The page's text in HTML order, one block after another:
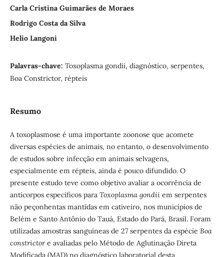
Carla Cristina Guimarães de Moraes
Rodrigo Costa da Silva
Helio Langoni
Palavras-chave: Toxoplasma gondii, diagnóstico, serpentes,
Boa Constrictor, répteis
Resumo
A toxoplasmose é uma importante zoonose que acomete
diversas espécies de animais, no entanto, o desenvolvimento
de estudos sobre infecção em animais selvagens,
especialmente em répteis, ainda é pouco difundido. O
presente estudo teve como objetivo avaliar a ocorrência de
anticorpos específicos para Toxoplasma gondiiem serpentes
não peçonhentas mantidas em cativeiro, nos municípios de
Belém e Santo Antônio do Tauá, Estado do Pará, Brasil. Foram
utilizadas amostras sanguíneas de 27 serpentes da espécie Boa
constrictore avaliadas pelo Método de Aglutinação Direta
Modificada (MAD) no diagnóstico laboratorial desta